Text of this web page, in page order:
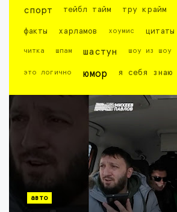
спорт тейбл тайм тру крайм
факты харламов хоумис цитаты
читка шпам шастун шоу из шоу
это логично юмор я себя знаю
авто